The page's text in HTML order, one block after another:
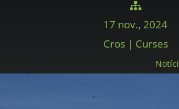

17 nov., 2024
Cros | Curses